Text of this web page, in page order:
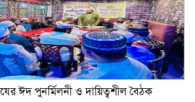
ঈদ পুনর্মিলনী ও দায়িত্বশীল বৈঠক